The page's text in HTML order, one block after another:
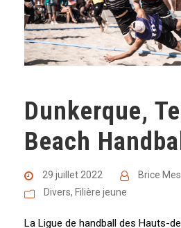
Dunkerque,
Beach
29 juillet 2022
Brice
Divers, Filière jeune
La Ligue de handball des Hauts-